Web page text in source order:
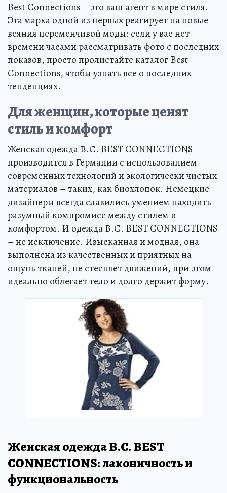
Best Connections – это ваш агент в мире стиля.
Эта марка одной из первых реагирует на новые
веяния переменчивой моды: если у вас нет
времени часами рассматривать фото с последних
показов, просто пролистайте каталог Best
Connections, чтобы узнать все о последних
тенденциях.
Для женщин, которые ценят
стиль и комфорт
Женская одежда В.С. BEST CONNECTIONS
производится в Германии с использованием
современных технологий и экологически чистых
материалов – таких, как биохлопок. Немецкие
дизайнеры всегда славились умением находить
разумный компромисс между стилем и
комфортом. И одежда В.С. BEST CONNECTIONS
– не исключение. Изысканная и модная, она
выполнена из качественных и приятных на
ощупь тканей, не стесняет движений, при этом
идеально облегает тело и долго держит форму.
Женская одежда В.С. BEST
CONNECTIONS: лаконичность и
функциональность